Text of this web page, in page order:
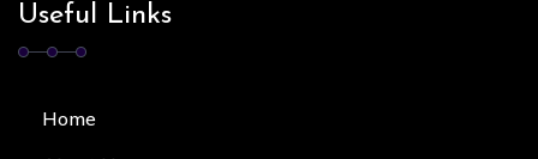
Useful Links
Home